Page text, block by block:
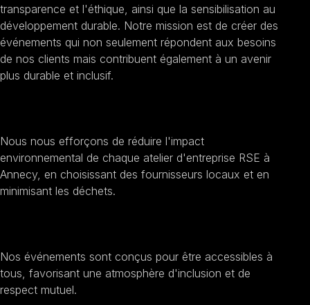
transparence et l'éthique, ainsi que la sensibilisation au
développement durable. Notre mission est de créer des
événements qui non seulement répondent aux besoins
de nos clients mais contribuent également à un avenir
plus durable et inclusif.
Nous nous efforçons de réduire l'impact
environnemental de chaque atelier d'entreprise RSE à
Annecy, en choisissant des fournisseurs locaux et en
minimisant les déchets.
Nos événements sont conçus pour être accessibles à
tous, favorisant une atmosphère d'inclusion et de
respect mutuel.